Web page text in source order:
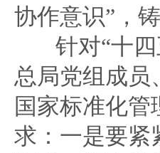
协作意识”，
针对“十
总局党组成员
国家标准化
求：一是要紧